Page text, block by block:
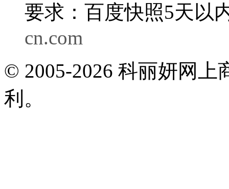
要求：百度快照5天以
cn.com
© 2005-2026 科丽妍网
利。